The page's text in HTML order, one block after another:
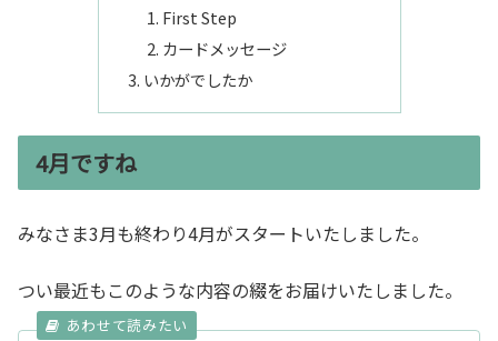
First Step
カードメッセージ
いかがでしたか
4月ですね
みなさま3月も終わり4月がスタートいたしました。
つい最近もこのような内容の綴をお届けいたしました。